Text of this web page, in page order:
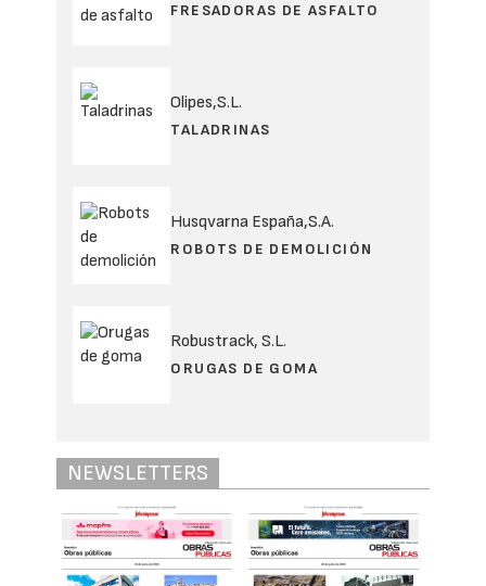
FRESADORAS DE ASFALTO
Olipes,S.L.
TALADRINAS
Husqvarna España,S.A.
ROBOTS DE DEMOLICIÓN
Robustrack, S.L.
ORUGAS DE GOMA
NEWSLETTERS